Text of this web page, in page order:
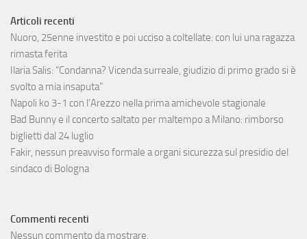
Articoli recenti
Nuoro, 25enne investito e poi ucciso a coltellate: con lui una ragazza
rimasta ferita
Ilaria Salis: “Condanna? Vicenda surreale, giudizio di primo grado si è
svolto a mia insaputa”
Napoli ko 3-1 con l’Arezzo nella prima amichevole stagionale
Bad Bunny e il concerto saltato per maltempo a Milano: rimborso
biglietti dal 24 luglio
Fakir, nessun preavviso formale a organi sicurezza sul presidio del
sindaco di Bologna
Commenti recenti
Nessun commento da mostrare.